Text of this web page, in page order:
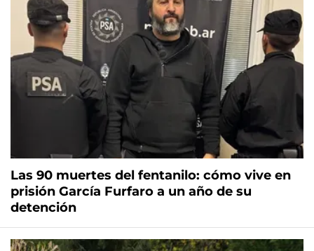
Las 90 muertes del fentanilo: cómo vive en
prisión García Furfaro a un año de su
detención